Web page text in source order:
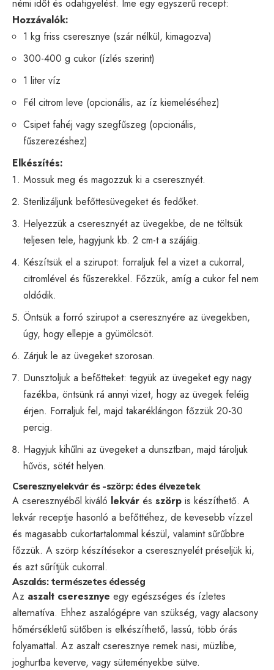
némi időt és odafigyelést. Íme egy egyszerű recept:
Hozzávalók:
1 kg friss cseresznye (szár nélkül, kimagozva)
300-400 g cukor (ízlés szerint)
1 liter víz
Fél citrom leve (opcionális, az íz kiemeléséhez)
Csipet fahéj vagy szegfűszeg (opcionális,
fűszerezéshez)
Elkészítés:
Mossuk meg és magozzuk ki a cseresznyét.
Sterilizáljunk befőttesüvegeket és fedőket.
Helyezzük a cseresznyét az üvegekbe, de ne töltsük
teljesen tele, hagyjunk kb. 2 cm-t a szájáig.
Készítsük el a szirupot: forraljuk fel a vizet a cukorral,
citromlével és fűszerekkel. Főzzük, amíg a cukor fel nem
oldódik.
Öntsük a forró szirupot a cseresznyére az üvegekben,
úgy, hogy ellepje a gyümölcsöt.
Zárjuk le az üvegeket szorosan.
Dunsztoljuk a befőtteket: tegyük az üvegeket egy nagy
fazékba, öntsünk rá annyi vizet, hogy az üvegek feléig
érjen. Forraljuk fel, majd takaréklángon főzzük 20-30
percig.
Hagyjuk kihűlni az üvegeket a dunsztban, majd tároljuk
hűvös, sötét helyen.
Cseresznyelekvár és -szörp: édes élvezetek
A cseresznyéből kiváló lekvár és szörp is készíthető. A
lekvár receptje hasonló a befőttéhez, de kevesebb vízzel
és magasabb cukortartalommal készül, valamint sűrűbbre
főzzük. A szörp készítésekor a cseresznyelét préseljük ki,
és azt sűrítjük cukorral.
Aszalás: természetes édesség
Az aszalt cseresznye egy egészséges és ízletes
alternatíva. Ehhez aszalógépre van szükség, vagy alacsony
hőmérsékletű sütőben is elkészíthető, lassú, több órás
folyamattal. Az aszalt cseresznye remek nasi, müzlibe,
joghurtba keverve, vagy süteményekbe sütve.